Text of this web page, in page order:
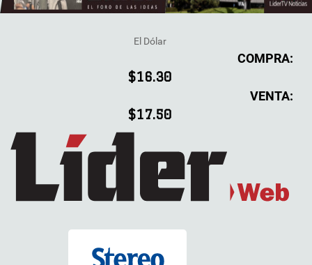
El Dólar
COMPRA:
$16.30
VENTA:
$17.50